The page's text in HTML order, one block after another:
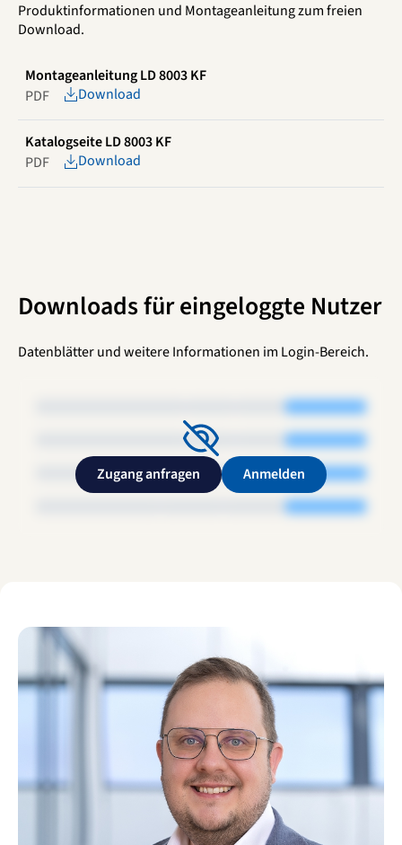
Produktinformationen und Montageanleitung zum freien
Download.
Montageanleitung LD 8003 KF
PDF
Download
Katalogseite LD 8003 KF
PDF
Download
Downloads für eingeloggte Nutzer
Datenblätter und weitere Informationen im Login-Bereich.
Zugang anfragen Anmelden